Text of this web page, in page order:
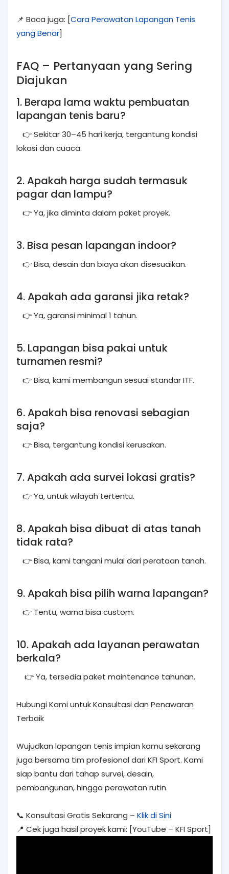
📌 Baca juga: [Cara Perawatan Lapangan Tenis
yang Benar]
FAQ – Pertanyaan yang Sering
Diajukan
1. Berapa lama waktu pembuatan
lapangan tenis baru?
👉 Sekitar 30–45 hari kerja, tergantung kondisi
lokasi dan cuaca.
2. Apakah harga sudah termasuk
pagar dan lampu?
👉 Ya, jika diminta dalam paket proyek.
3. Bisa pesan lapangan indoor?
👉 Bisa, desain dan biaya akan disesuaikan.
4. Apakah ada garansi jika retak?
👉 Ya, garansi minimal 1 tahun.
5. Lapangan bisa pakai untuk
turnamen resmi?
👉 Bisa, kami membangun sesuai standar ITF.
6. Apakah bisa renovasi sebagian
saja?
👉 Bisa, tergantung kondisi kerusakan.
7. Apakah ada survei lokasi gratis?
👉 Ya, untuk wilayah tertentu.
8. Apakah bisa dibuat di atas tanah
tidak rata?
👉 Bisa, kami tangani mulai dari perataan tanah.
9. Apakah bisa pilih warna lapangan?
👉 Tentu, warna bisa custom.
10. Apakah ada layanan perawatan
berkala?
👉 Ya, tersedia paket maintenance tahunan.
Hubungi Kami untuk Konsultasi dan Penawaran
Terbaik
Wujudkan lapangan tenis impian kamu sekarang
juga bersama tim profesional dari KFI Sport. Kami
siap bantu dari tahap survei, desain,
pembangunan, hingga perawatan rutin.
📞 Konsultasi Gratis Sekarang – Klik di Sini
📍 Cek juga hasil proyek kami: [YouTube – KFI Sport]